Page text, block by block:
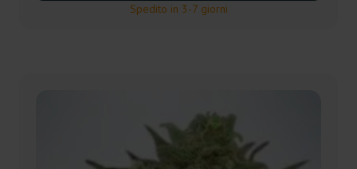
Spedito in 3-7 giorni